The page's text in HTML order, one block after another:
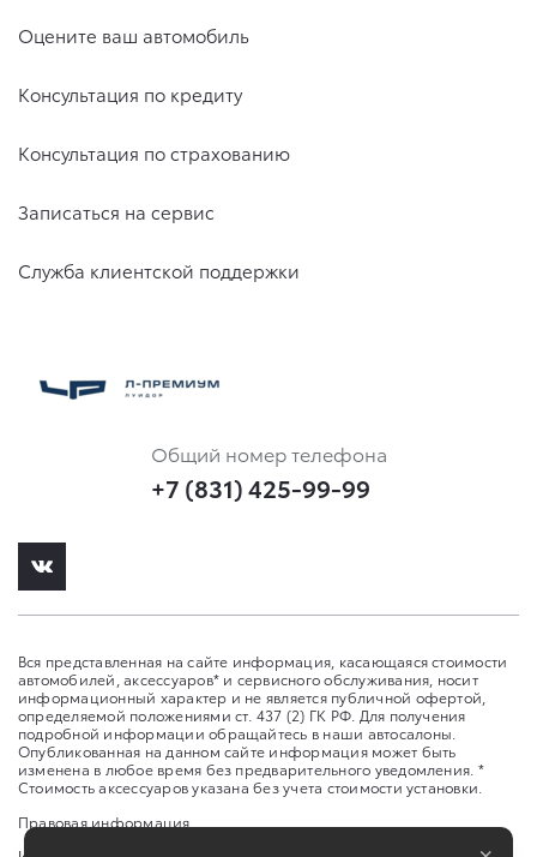
Оцените ваш автомобиль
Консультация по кредиту
Консультация по страхованию
Записаться на сервис
Служба клиентской поддержки
Общий номер телефона
+7 (831) 425-99-99
Вся представленная на сайте информация, касающаяся стоимости
автомобилей, аксессуаров* и сервисного обслуживания, носит
информационный характер и не является публичной офертой,
определяемой положениями ст. 437 (2) ГК РФ. Для получения
подробной информации обращайтесь в наши автосалоны.
Опубликованная на данном сайте информация может быть
изменена в любое время без предварительного уведомления. *
Стоимость аксессуаров указана без учета стоимости установки.
Правовая информация